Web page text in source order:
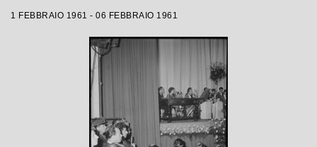
1 FEBBRAIO 1961 - 06 FEBBRAIO 1961